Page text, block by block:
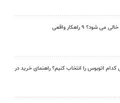
شود؟ ۹ راهکار واقعی
کدام اتوبوس را انتخاب کنیم؟ راهنمای خرید در